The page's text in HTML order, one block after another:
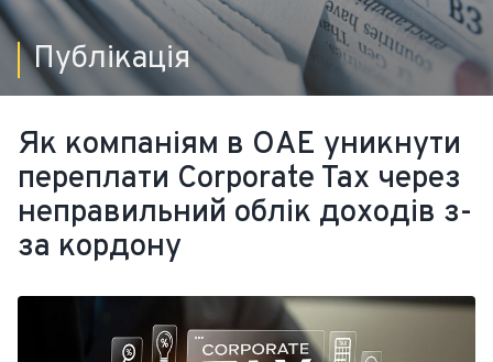
Публікація
Як компаніям в ОАЕ уникнути
переплати Corporate Tax через
неправильний облік доходів з-
за кордону